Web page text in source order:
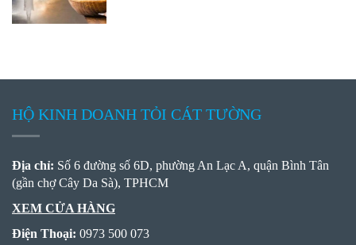
HỘ KINH DOANH TỎI CÁT TƯỜNG
Địa chỉ: Số 6 đường số 6D, phường An Lạc A, quận Bình Tân
(gần chợ Cây Da Sà), TPHCM
XEM CỬA HÀNG
Điện Thoại: 0973 500 073